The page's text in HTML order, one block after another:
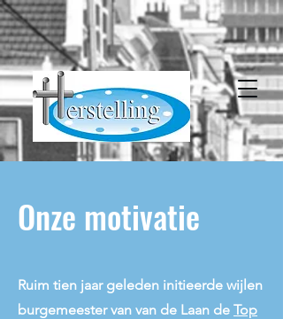
Onze motivatie
Ruim tien jaar geleden initieerde wijlen
burgemeester van van de Laan de Top